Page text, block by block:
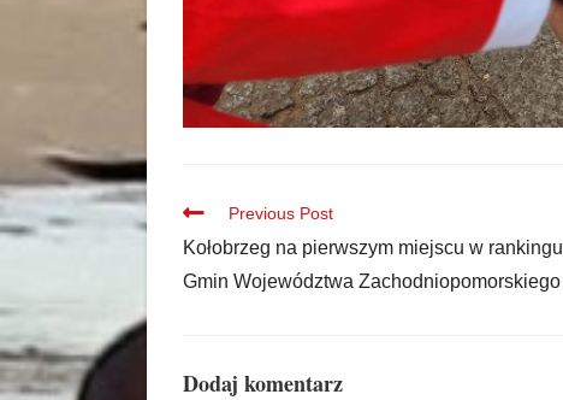
Previous Post
Kołobrzeg na pierwszym miejscu w rankingu
Gmin Województwa Zachodniopomorskiego
Dodaj komentarz